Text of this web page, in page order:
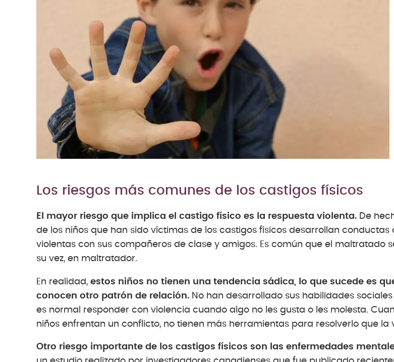
Los riesgos más comunes de los castigos físicos
El mayor riesgo que implica el castigo físico es la respuesta violenta. De
de los niños que han sido víctimas de los castigos físicos desarrollan conductas
violentas con sus compañeros de clase y amigos. Es común que el maltratado
su vez, en maltratador.
En realidad, estos niños no tienen una tendencia sádica, lo que sucede es
conocen otro patrón de relación. No han desarrollado sus habilidades
es normal responder con violencia cuando algo no les gusta o les molesta.
niños enfrentan un conflicto, no tienen más herramientas para resolverlo que la
Otro riesgo importante de los castigos físicos son las enfermedades